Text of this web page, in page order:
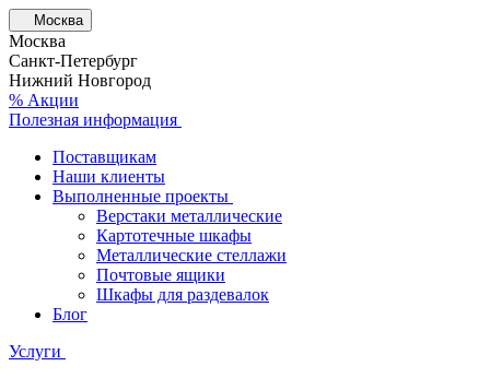
Москва
Москва
Санкт-Петербург
Нижний Новгород
% Акции
Полезная информация
Поставщикам
Наши клиенты
Выполненные проекты
Верстаки металлические
Картотечные шкафы
Металлические стеллажи
Почтовые ящики
Шкафы для раздевалок
Блог
Услуги